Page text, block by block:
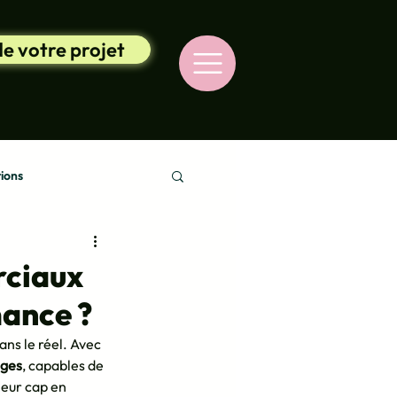
votre projet
?
le réel. Avec
, capables de
cap en